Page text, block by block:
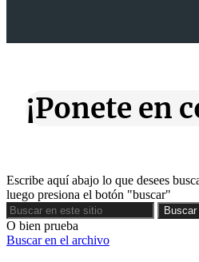
¡Ponete en
Escribe aquí abajo lo que desees
luego presiona el botón "buscar"
Buscar
Buscar
O bien prueba
Buscar en el archivo